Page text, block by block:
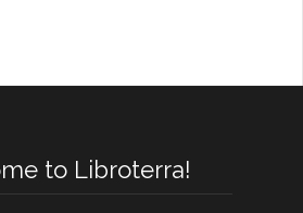
to Libroterra!